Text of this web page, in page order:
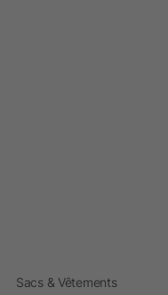
Sacs & Vêtements